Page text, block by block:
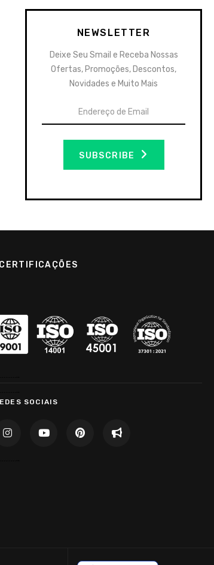
NEWSLETTER
Deixe Seu Smail e Receba Nossas
Ofertas, Promoções, Descontos,
Novidades e Muito Mais
SUBSCRIBE
SOCIAIS